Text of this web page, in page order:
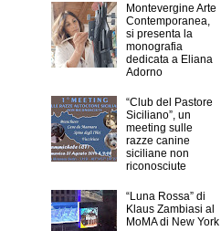
Montevergine Arte
Contemporanea,
si presenta la
monografia
dedicata a Eliana
Adorno
“Club del Pastore
Siciliano”, un
meeting sulle
razze canine
siciliane non
riconosciute
“Luna Rossa” di
Klaus Zambiasi al
MoMA di New York